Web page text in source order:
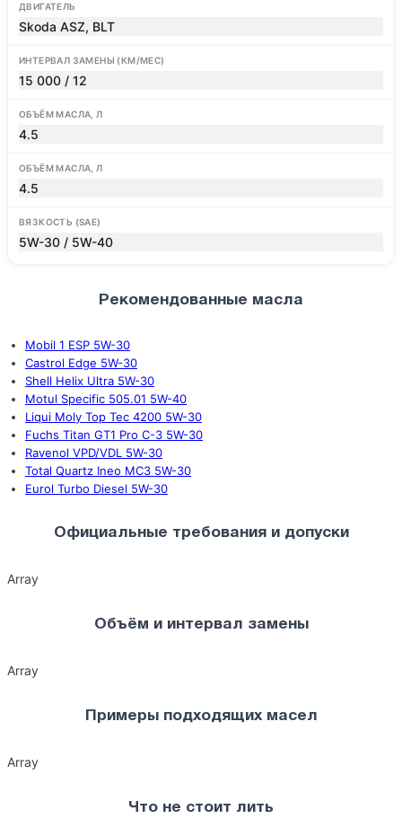
ДВИГАТЕЛЬ
Skoda ASZ, BLT
ИНТЕРВАЛ ЗАМЕНЫ (КМ/МЕС)
15 000 / 12
ОБЪЁМ МАСЛА, Л
4.5
ОБЪЁМ МАСЛА, Л
4.5
ВЯЗКОСТЬ (SAE)
5W-30 / 5W-40
Рекомендованные масла
Mobil 1 ESP 5W-30
Castrol Edge 5W-30
Shell Helix Ultra 5W-30
Motul Specific 505.01 5W-40
Liqui Moly Top Tec 4200 5W-30
Fuchs Titan GT1 Pro C-3 5W-30
Ravenol VPD/VDL 5W-30
Total Quartz Ineo MC3 5W-30
Eurol Turbo Diesel 5W-30
Официальные требования и допуски
Array
Объём и интервал замены
Array
Примеры подходящих масел
Array
Что не стоит лить